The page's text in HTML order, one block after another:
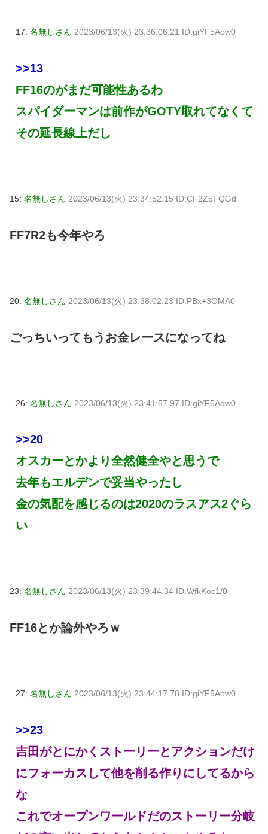
17: 名無しさん 2023/06/13(火) 23:36:06.21 ID:giYF5Aow0
>>13
FF16のがまだ可能性あるわ
スパイダーマンは前作がGOTY取れてなくて
その延長線上だし
15: 名無しさん 2023/06/13(火) 23:34:52.15 ID:CF2Z5FQGd
FF7R2も今年やろ
20: 名無しさん 2023/06/13(火) 23:38:02.23 ID:PBx+3OMA0
ごっちいってもうお金レースになってね
26: 名無しさん 2023/06/13(火) 23:41:57.97 ID:giYF5Aow0
>>20
オスカーとかより全然健全やと思うで
去年もエルデンで妥当やったし
金の気配を感じるのは2020のラスアス2ぐら
い
23: 名無しさん 2023/06/13(火) 23:39:44.34 ID:WfkKoc1/0
FF16とか論外やろｗ
27: 名無しさん 2023/06/13(火) 23:44:17.78 ID:giYF5Aow0
>>23
吉田がとにかくストーリーとアクションだけ
にフォーカスして他を削る作りにしてるから
な
これでオープンワールドだのストーリー分岐